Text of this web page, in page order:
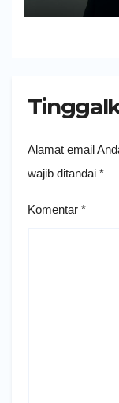
Alamat email
wajib ditandai *
Komentar *